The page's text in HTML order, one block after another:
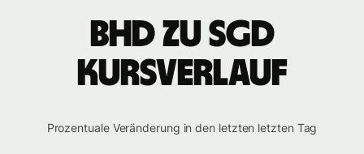
BHD zu SGD
Kursverlauf
Prozentuale Veränderung in den letzten letzten Tag